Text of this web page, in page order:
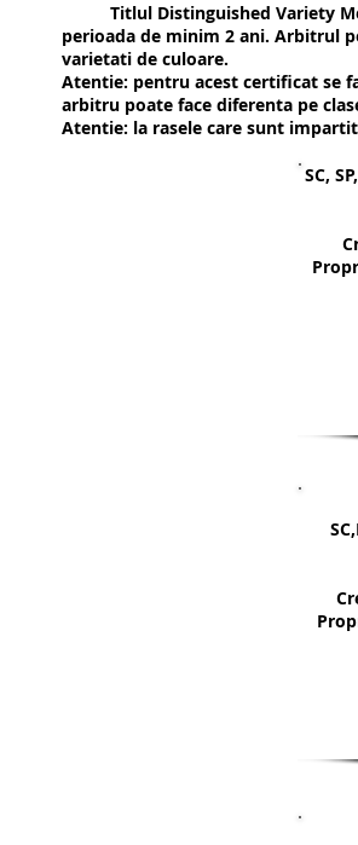
Titlul Distinguished Variety
perioada de minim 2 ani. Arbitrul
varietati de culoare.
Atentie: pentru acest certificat se
arbitru poate face diferenta pe
Atentie: la rasele care sunt
SC,